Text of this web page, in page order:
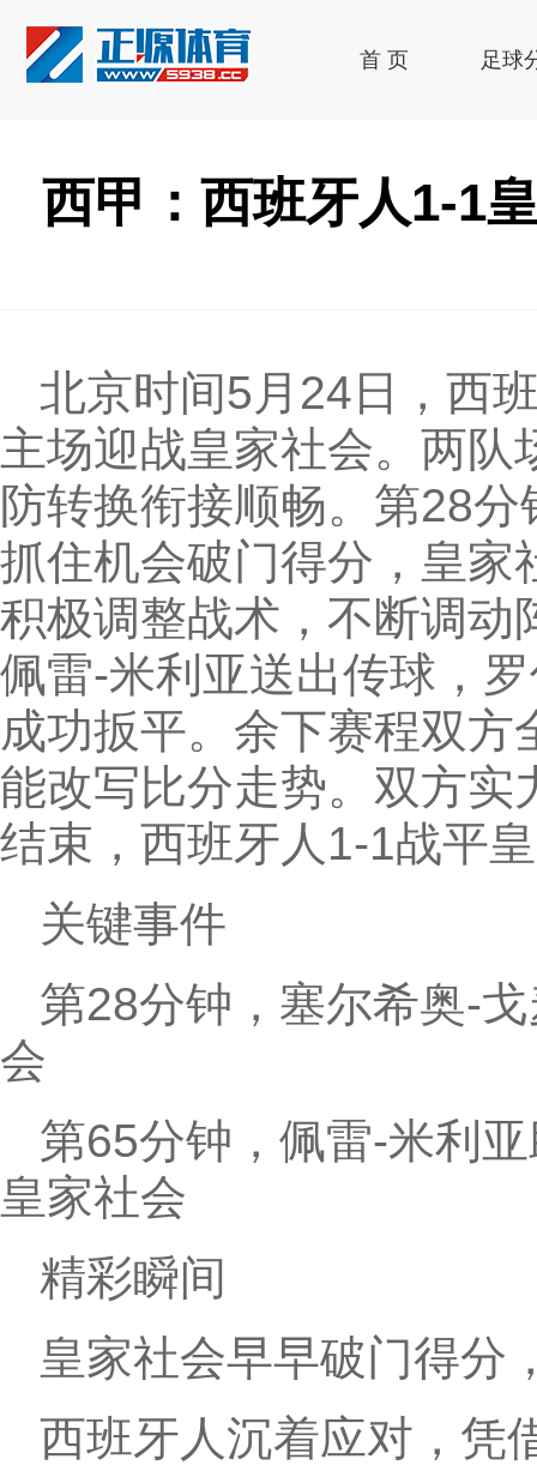
首 页 足球
西甲：西班牙人1-1
北京时间5月24日，西
主场迎战皇家社会。两
防转换衔接顺畅。第28
抓住机会破门得分，皇家
积极调整战术，不断调动
佩雷-米利亚送出传球，
成功扳平。余下赛程双
能改写比分走势。双方实
结束，西班牙人1-1战平
关键事件
第28分钟，塞尔希奥-
会
第65分钟，佩雷-米利
皇家社会
精彩瞬间
皇家社会早早破门得分
西班牙人沉着应对，凭